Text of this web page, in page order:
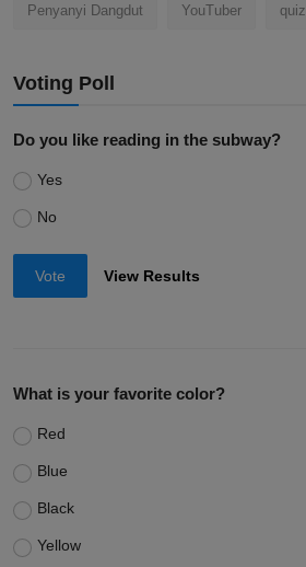
Penyanyi Dangdut YouTuber quiz
Voting Poll
Do you like reading in the subway?
Yes
No
Vote View Results
What is your favorite color?
Red
Blue
Black
Yellow